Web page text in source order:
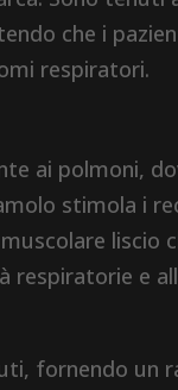
che i
respiratori.
ai polmoni,
stimola i
liscio
respiratorie e
fornendo un